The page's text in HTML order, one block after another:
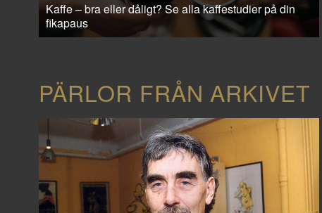
Kaffe – bra eller dåligt? Se alla kaffestudier på din
fikapaus
PÄRLOR FRÅN ARKIVET